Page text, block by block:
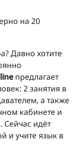
на 20
Давно хотите
предлагает
2 занятия в
а также
кабинете и
идёт
и учите язык в